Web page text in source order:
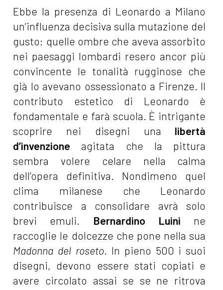
Ebbe la presenza di Leonardo a Milano
un’influenza decisiva sulla mutazione del
gusto: quelle ombre che aveva assorbito
nei paesaggi lombardi resero ancor più
convincente le tonalità rugginose che
già lo avevano ossessionato a Firenze. Il
contributo estetico di Leonardo è
fondamentale e farà scuola. È intrigante
scoprire nei disegni una libertà
d’invenzione agitata che la pittura
sembra volere celare nella calma
dell’opera definitiva. Nondimeno quel
clima milanese che Leonardo
contribuisce a consolidare avrà solo
brevi emuli. Bernardino Luini ne
raccoglie le dolcezze che pone nella sua
Madonna del roseto. In pieno 500 i suoi
disegni, devono essere stati copiati e
avere circolato assai se se ne ritrova